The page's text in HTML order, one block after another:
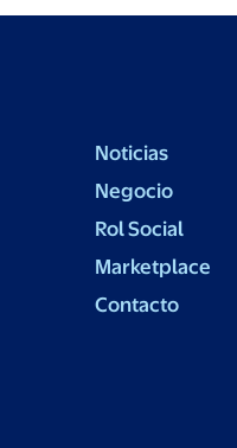
Noticias
Negocio
Rol Social
Marketplace
Contacto